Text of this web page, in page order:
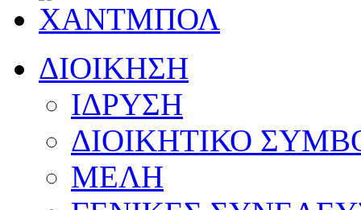
ΔΙΟΙΚΗΣΗ
ΙΔΡΥΣΗ
ΔΙΟΙΚΗΤΙΚΟ
ΜΕΛΗ